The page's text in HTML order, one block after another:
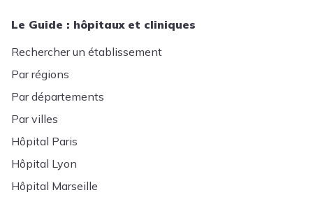
Le Guide : hôpitaux et cliniques
Rechercher un établissement
Par régions
Par départements
Par villes
Hôpital Paris
Hôpital Lyon
Hôpital Marseille